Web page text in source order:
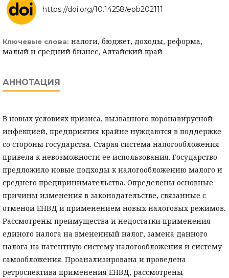
https://doi.org/10.14258/epb202111
Ключевые слова: налоги, бюджет, доходы, реформа,
малый и средний бизнес, Алтайский край
АННОТАЦИЯ
В новых условиях кризиса, вызванного коронавирусной
инфекцией, предприятия крайне нуждаются в поддержке
со стороны государства. Старая система налогообложения
привела к невозможности ее использования. Государство
предложило новые подходы к налогообложению малого и
среднего предпринимательства. Определены основные
причины изменения в законодательстве, связанные с
отменой ЕНВД и применением новых налоговых режимов.
Рассмотрены преимущества и недостатки применения
единого налога на вмененный налог, замена данного
налога на патентную систему налогообложения и систему
самообложения. Проанализирована и проведена
ретроспектива применения ЕНВД, рассмотрены